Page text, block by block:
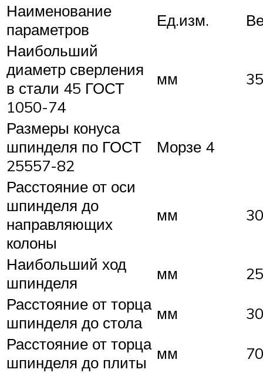
Наименование
параметров
Ед.изм.
Наибольший
диаметр сверления
в стали 45 ГОСТ
1050-74
мм 35
Размеры конуса
шпинделя по ГОСТ
25557-82
Морзе 4
Расстояние от оси
шпинделя до
направляющих
колоны
мм
Наибольший ход
шпинделя
мм
Расстояние от торца
шпинделя до стола
мм
Расстояние от торца
шпинделя до плиты
мм